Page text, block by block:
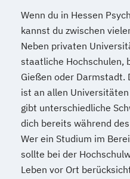
Wenn du in Hessen
kannst du zwischen
Neben privaten
staatliche Hochschulen,
Gießen oder Darmstadt.
ist an allen
gibt unterschiedliche
dich bereits während
Wer ein Studium im
sollte bei der
Leben vor Ort